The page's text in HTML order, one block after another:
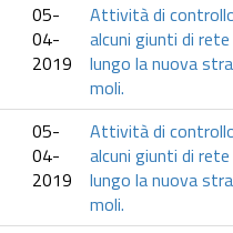
05-
04-
2019
Attività di
alcuni giunti di
lungo la nuova
moli.
05-
04-
2019
Attività di
alcuni giunti di
lungo la nuova
moli.